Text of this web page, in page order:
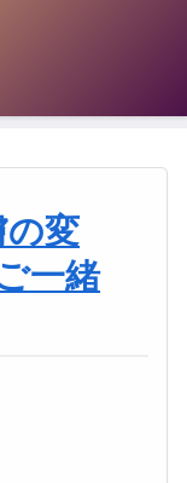
の変
一緒